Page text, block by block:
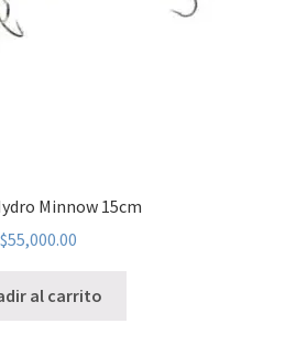
Minnow 15cm
$55,000.00
al carrito